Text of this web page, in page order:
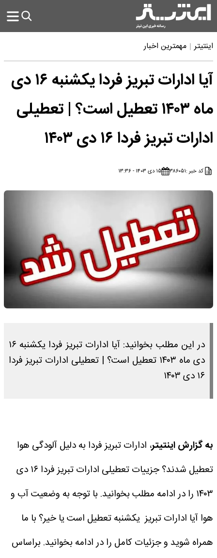
اینتیتر مهمترین اخبار
آیا ادارات تبریز فردا یکشنبه ۱۶ دی
ماه ۱۴۰۳ تعطیل است؟ | تعطیلی
ادارات تبریز فردا ۱۶ دی ۱۴۰۳
کد خبر :۳۸۶۰۵۱ ۱۵ دی ۱۴۰۳ - ۱۳:۳۶
در این مطلب بخوانید: آیا ادارات تبریز فردا یکشنبه ۱۶
دی ماه ۱۴۰۳ تعطیل است؟ | تعطیلی ادارات تبریز فردا
۱۶ دی ۱۴۰۳
به گزارش اینتیتر، ادارات تبریز فردا به دلیل آلودگی هوا
تعطیل شدند؟ جزییات تعطیلی ادارات تبریز فردا ۱۶ دی
۱۴۰۳ را در ادامه مطلب بخوانید.
با توجه به وضعیت آب و
هوا آیا ادارات تبریز یکشنبه تعطیل است یا خیر؟ با ما
همراه شوید و جزئیات کامل را در ادامه بخوانید. براساس